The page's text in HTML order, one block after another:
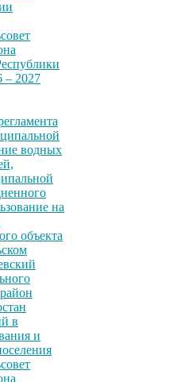
– 2027
водных
на
объекта
в
и